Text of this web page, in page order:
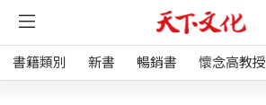
書籍類別 新書 暢銷書 懷念高教授